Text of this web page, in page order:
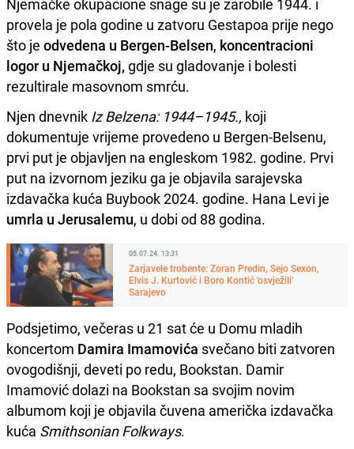
Njemačke okupacione snage su je zarobile 1944. i
provela je pola godine u zatvoru Gestapoa prije nego
što je odvedena u Bergen-Belsen, koncentracioni
logor u Njemačkoj, gdje su gladovanje i bolesti
rezultirale masovnom smrću.
Njen dnevnik Iz Belzena: 1944–1945., koji
dokumentuje vrijeme provedeno u Bergen-Belsenu,
prvi put je objavljen na engleskom 1982. godine. Prvi
put na izvornom jeziku ga je objavila sarajevska
izdavačka kuća Buybook 2024. godine. Hana Levi je
umrla u Jerusalemu, u dobi od 88 godina.
05.07.24. 13:31
Zarjavele trobente: Zoran Predin, Sejo Sexon,
Elvis J. Kurtović i Boro Kontić 'osvježili'
Sarajevo
Podsjetimo, večeras u 21 sat će u Domu mladih
koncertom Damira Imamovića svečano biti zatvoren
ovogodišnji, deveti po redu, Bookstan. Damir
Imamović dolazi na Bookstan sa svojim novim
albumom koji je objavila čuvena američka izdavačka
kuća Smithsonian Folkways.